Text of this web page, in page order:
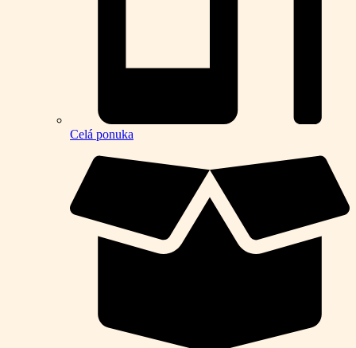
Celá ponuka